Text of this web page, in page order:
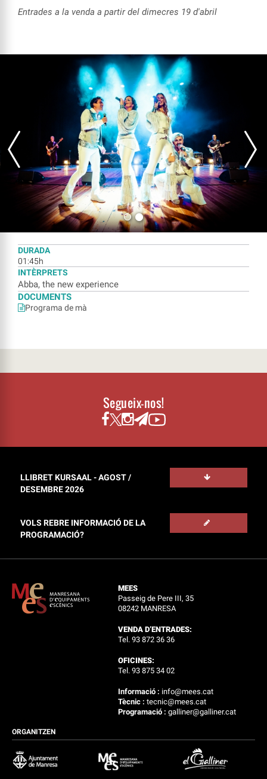
Entrades a la venda a partir del dimecres 19 d'abril
DURADA
01:45h
INTÈRPRETS
Abba, the new experience
DOCUMENTS
Programa de mà
Segueix-nos!
LLIBRET KURSAAL - AGOST /
DESEMBRE 2026
VOLS REBRE INFORMACIÓ DE LA
PROGRAMACIÓ?
MEES
Passeig de Pere III, 35
08242 MANRESA
VENDA D’ENTRADES:
Tel. 93 872 36 36
OFICINES:
Tel. 93 875 34 02
Informació : info@mees.cat
Tècnic :tecnic@mees.cat
Programació :galliner@galliner.cat
ORGANITZEN